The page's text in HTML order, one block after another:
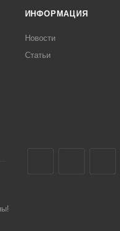
ИНФОРМАЦИЯ
Новости
Статьи